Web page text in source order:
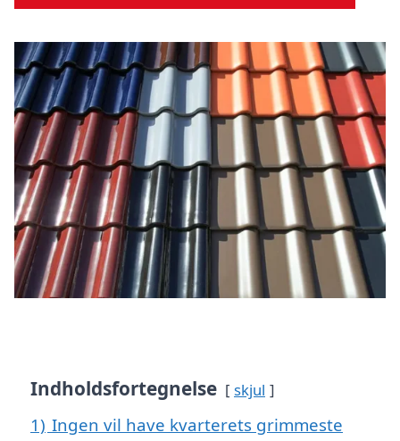
Indholdsfortegnelse skjul
1) Ingen vil have kvarterets grimmeste